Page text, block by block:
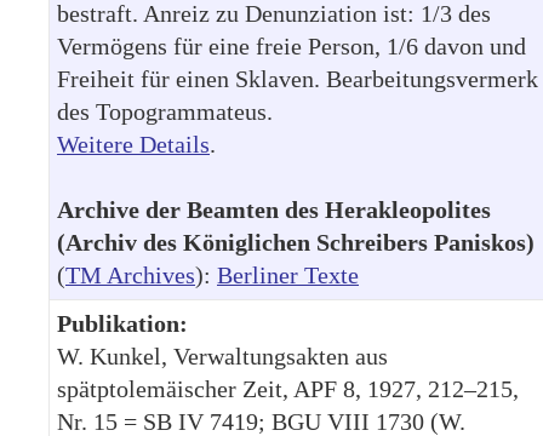
bestraft. Anreiz zu Denunziation ist: 1/3 des
Vermögens für eine freie Person, 1/6 davon und
Freiheit für einen Sklaven. Bearbeitungsvermerk
des Topogrammateus.
Weitere Details.
Archive der Beamten des Herakleopolites
(Archiv des Königlichen Schreibers Paniskos)
(TM Archives): Berliner Texte
Publikation:
W. Kunkel, Verwaltungsakten aus
spätptolemäischer Zeit, APF 8, 1927, 212–215,
Nr. 15 = SB IV 7419; BGU VIII 1730 (W.